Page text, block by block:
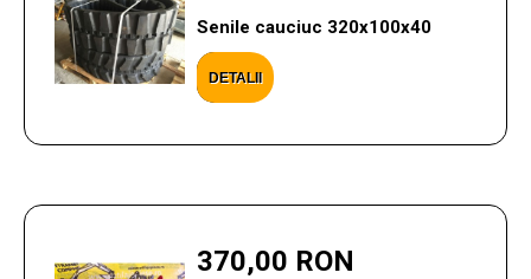
Senile cauciuc 320x100x40
DETALII
370,00 RON